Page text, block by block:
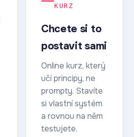
KURZ
Chcete si to
postavit sami
Online kurz, který
učí principy, ne
prompty. Stavíte
si vlastní systém
a rovnou na něm
testujete.